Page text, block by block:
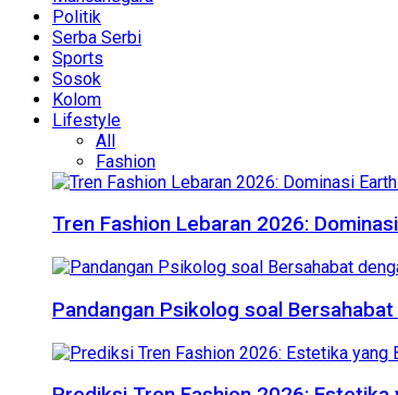
Politik
Serba Serbi
Sports
Sosok
Kolom
Lifestyle
All
Fashion
Tren Fashion Lebaran 2026:
Pandangan Psikolog soal